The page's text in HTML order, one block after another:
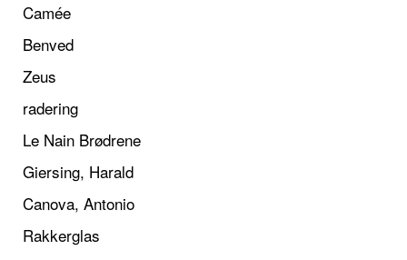
Camée
Benved
Zeus
radering
Le Nain Brødrene
Giersing, Harald
Canova, Antonio
Rakkerglas